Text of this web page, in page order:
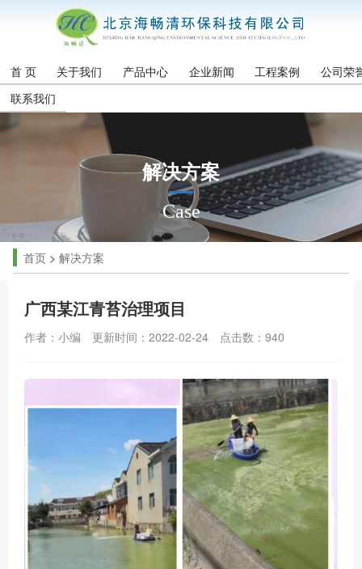
首 页 关于我们 产品中心 企业新闻 工程案例
公司荣
联系我们
解决方案
Case
首页> 解决方案
广西某江青苔治理项目
作者：小编 更新时间：2022-02-24 点击数： 940